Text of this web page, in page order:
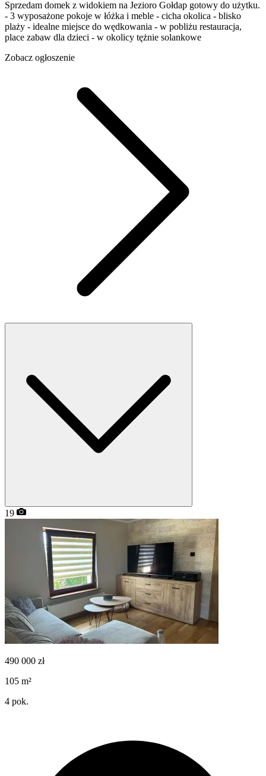
Sprzedam domek z widokiem na Jezioro Gołdap gotowy do użytku.
- 3 wyposażone pokoje w łóżka i meble - cicha okolica - blisko
plaży - idealne miejsce do wędkowania - w pobliżu restauracja,
place zabaw dla dzieci - w okolicy tężnie solankowe
Zobacz ogłoszenie
19
490 000 zł
105 m²
4 pok.